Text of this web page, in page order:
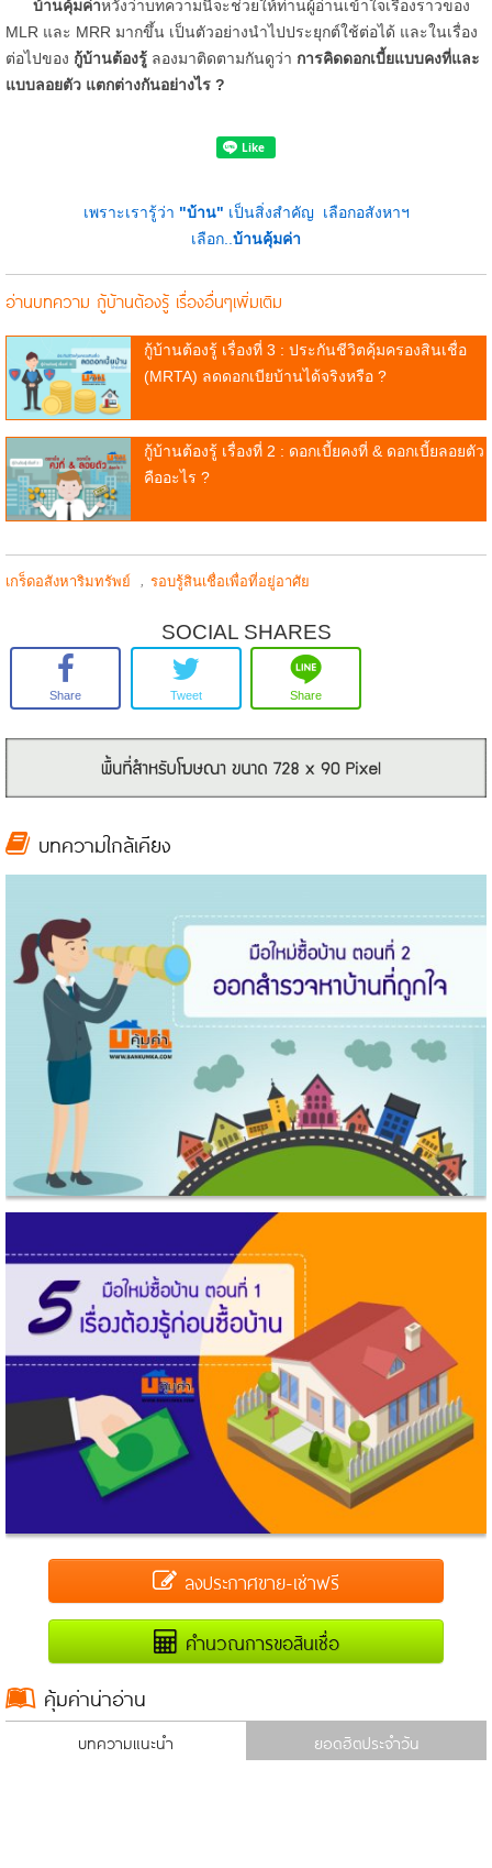
บ้านคุ้มค่าหวังว่าบทความนี้จะช่วยให้ท่านผู้อ่านเข้าใจเรื่องราวของ
MLR และ MRR มากขึ้น เป็นตัวอย่างนำไปประยุกต์ใช้ต่อได้ และในเรื่อง
ต่อไปของ กู้บ้านต้องรู้ ลองมาติดตามกันดูว่า การคิดดอกเบี้ยแบบคงที่และ
แบบลอยตัว แตกต่างกันอย่างไร ?
เพราะเรารู้ว่า "บ้าน" เป็นสิ่งสำคัญ เลือกอสังหาฯ
เลือก.. บ้านคุ้มค่า
อ่านบทความ กู้บ้านต้องรู้ เรื่องอื่นๆเพิ่มเติม
กู้บ้านต้องรู้ เรื่องที่ 3 : ประกันชีวิตคุ้มครองสินเชื่อ
(MRTA) ลดดอกเบียบ้านได้จริงหรือ ?
กู้บ้านต้องรู้ เรื่องที่ 2 : ดอกเบี้ยคงที่ & ดอกเบี้ยลอยตัว
คืออะไร ?
เกร็ดอสังหาริมทรัพย์ รอบรู้สินเชื่อเพื่อที่อยู่อาศัย
SOCIAL SHARES
Share Tweet Share
บทความใกล้เคียง
ลงประกาศขาย-เช่าฟรี
คำนวณการขอสินเชื่อ
คุ้มค่าน่าอ่าน
บทความแนะนำ ยอดฮิตประจำวัน